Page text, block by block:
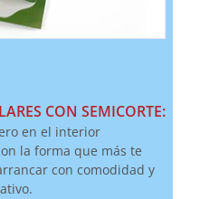
CON SEMICORTE:
en el interior
la forma que más te
con comodidad y